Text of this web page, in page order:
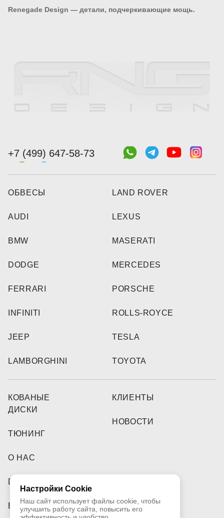
Renegade Design — детали, подчеркивающие мощь.
+7 (499) 647-58-73
ОБВЕСЫ
AUDI
BMW
DODGE
FERRARI
INFINITI
JEEP
LAMBORGHINI
LAND ROVER
LEXUS
MASERATI
MERCEDES
PORSCHE
ROLLS-ROYCE
TESLA
TOYOTA
КОВАНЫЕ
ДИСКИ
ТЮНИНГ
О НАС
DEALERS
ВИДЕО
КЛИЕНТЫ
НОВОСТИ
Настройки Cookie
Наш сайт использует файлы cookie, чтобы
улучшить работу сайта, повысить его